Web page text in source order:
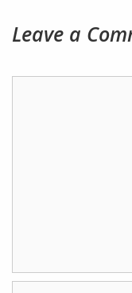
Leave a